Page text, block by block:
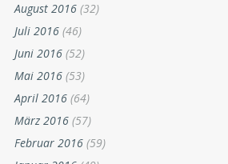
August 2016 (32)
Juli 2016 (46)
Juni 2016 (52)
Mai 2016 (53)
April 2016 (64)
März 2016 (57)
Februar 2016 (59)